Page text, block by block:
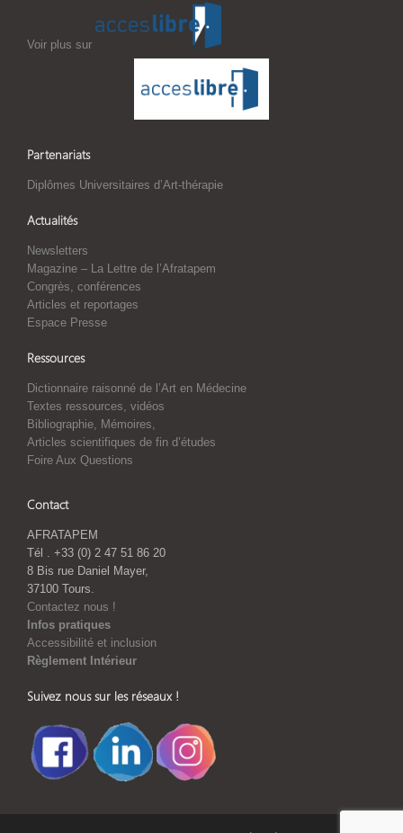
Voir plus sur
Partenariats
Diplômes Universitaires d’Art-thérapie
Actualités
Newsletters
Magazine – La Lettre de l’Afratapem
Congrès, conférences
Articles et reportages
Espace Presse
Ressources
Dictionnaire raisonné de l’Art en Médecine
Textes ressources, vidéos
Bibliographie, Mémoires,
Articles scientifiques de fin d’études
Foire Aux Questions
Contact
AFRATAPEM
Tél . +33 (0) 2 47 51 86 20
8 Bis rue Daniel Mayer,
37100 Tours.
Contactez nous !
Infos pratiques
Accessibilité et inclusion
Règlement Intérieur
Suivez nous sur les réseaux !